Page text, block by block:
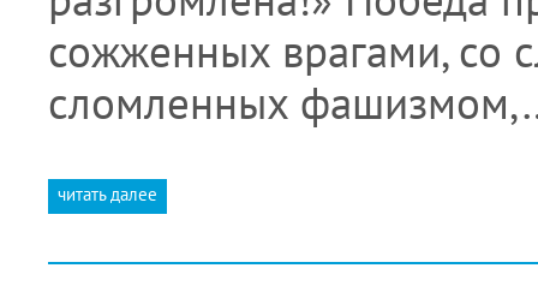
сожженных врагами, со
сломленных
читать далее